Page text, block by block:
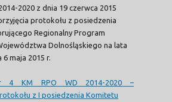
2020 z dnia 19 czerwca 2015
protokołu z posiedzenia
Regionalny Program
Dolnośląskiego na lata
6 maja 2015 r.
4 KM RPO WD 2014-2020 –
z I posiedzenia Komitetu